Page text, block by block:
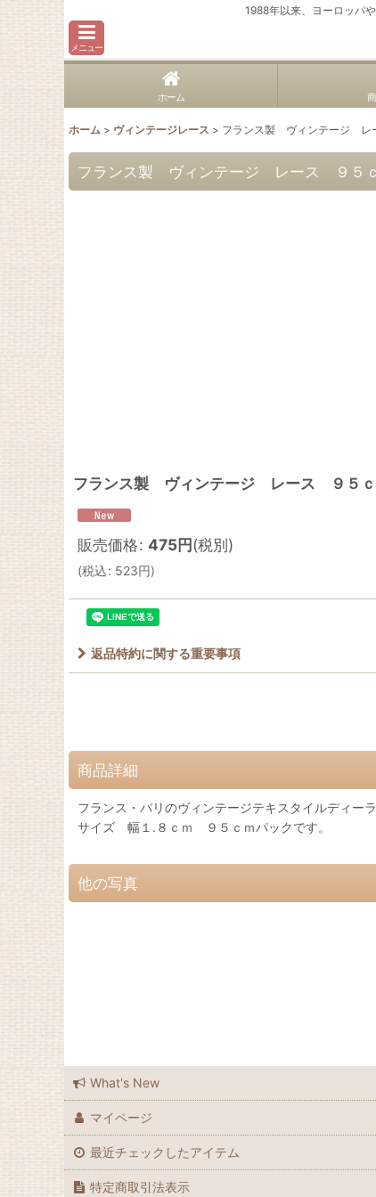
1988年以来、ヨーロッパ
メニュー
ホーム
ホーム > ヴィンテージレース > フランス製 ヴィンテージ レ
フランス製 ヴィンテージ レース ９５
フランス製 ヴィンテージ レース ９５ｃ
販売価格: 475円(税別)
(税込: 523円)
返品特約に関する重要事項
商品詳細
フランス・パリのヴィンテージテキスタイルディ
サイズ 幅１.８ｃｍ ９５ｃｍパックです。
他の写真
What's New
マイページ
最近チェックしたアイテム
特定商取引法表示